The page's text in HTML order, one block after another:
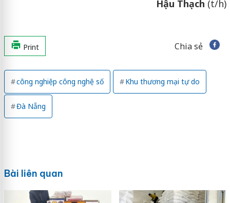
Hậu Thạch (t/h)
Print Chia sẻ
công nghiệp công nghệ số Khu thương mại tự do
Đà Nẵng
Bài liên quan